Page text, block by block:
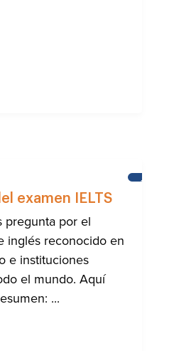
examen IELTS
pregunta por el
inglés reconocido en
e instituciones
el mundo. Aquí
...